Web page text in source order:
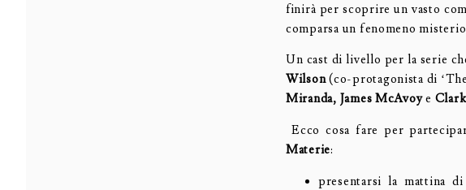
finirà per scoprire un vasto
comparsa un fenomeno
Un cast di livello per la serie
Wilson(co-protagonista di
Miranda, James McAvoye
Ecco cosa fare per
Materie:
presentarsi la mattina